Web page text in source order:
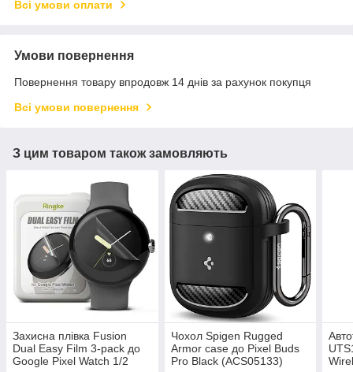
Всі умови оплати
Умови повернення
Повернення товару впродовж 14 днів за рахунок покупця
Всі умови повернення
З цим товаром також замовляють
Захисна плівка Fusion
Dual Easy Film 3-pack до
Google Pixel Watch 1/2
Чохол Spigen Rugged
Armor case до Pixel Buds
Pro Black (ACS05133)